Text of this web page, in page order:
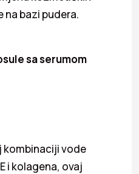
na bazi pudera.
sa serumom
kombinaciji vode
i kolagena, ovaj